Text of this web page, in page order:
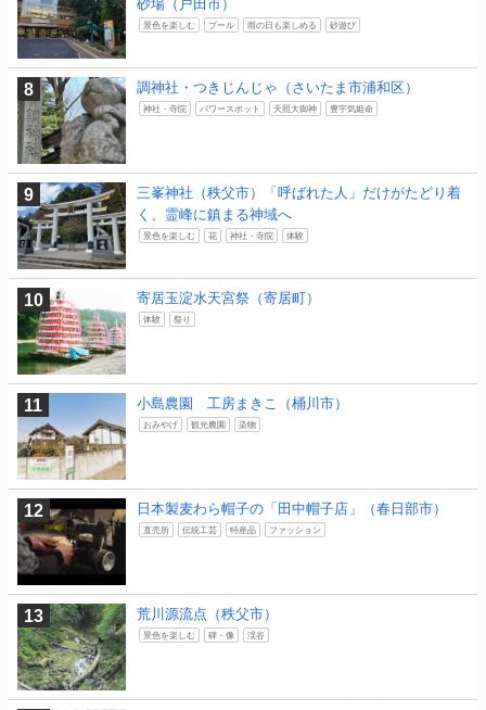
砂場（戸田市）
景色を楽しむ プール 雨の日も楽しめる 砂遊び
調神社・つきじんじゃ（さいたま市浦和区）
神社・寺院 パワースポット 天照大御神 豊宇気姫命
三峯神社（秩父市）「呼ばれた人」だけがたどり着
く、霊峰に鎮まる神域へ
景色を楽しむ 花 神社・寺院 体験
寄居玉淀水天宮祭（寄居町）
体験 祭り
小島農園 工房まきこ（桶川市）
おみやげ 観光農園 染物
日本製麦わら帽子の「田中帽子店」（春日部市）
直売所 伝統工芸 特産品 ファッション
荒川源流点（秩父市）
景色を楽しむ 碑・像 渓谷